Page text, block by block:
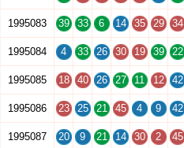
1995083 39 33 6 14 35 29 34
1995084 4 33 26 30 19 39 22
1995085 18 40 26 27 11 12 42
1995086 23 25 21 45 4 9 42
1995087 20 9 21 14 30 2 45